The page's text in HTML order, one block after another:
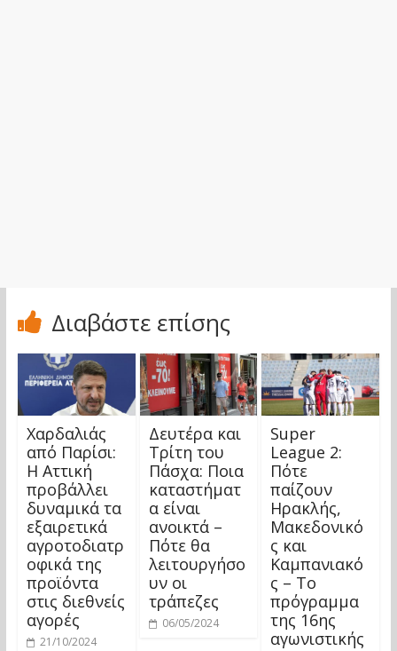
Διαβάστε επίσης
Χαρδαλιάς
από Παρίσι:
Η Αττική
προβάλλει
δυναμικά τα
εξαιρετικά
αγροτοδιατρ
οφικά της
προϊόντα
στις διεθνείς
αγορές
21/10/2024
Δευτέρα και
Τρίτη του
Πάσχα: Ποια
καταστήματ
α είναι
ανοικτά –
Πότε θα
λειτουργήσο
υν οι
τράπεζες
06/05/2024
Super
League 2:
Πότε
παίζουν
Ηρακλής,
Μακεδονικό
ς και
Καμπανιακό
ς – Το
πρόγραμμα
της 16ης
αγωνιστικής